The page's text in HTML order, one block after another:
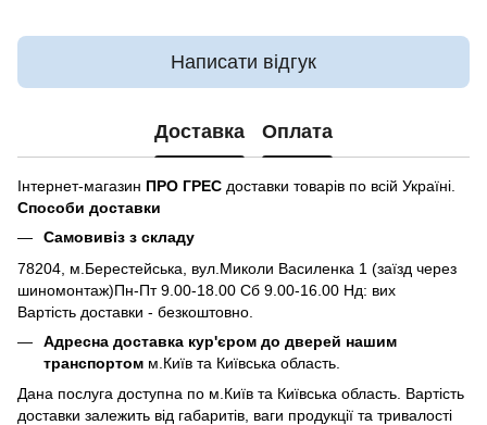
Написати відгук
Доставка Оплата
Інтернет-магазин ПРО ГРЕС доставки товарів по всій Україні.
Способи доставки
Самовивіз з складу
78204, м.Берестейська, вул.Миколи Василенка 1 (заїзд через
шиномонтаж)Пн-Пт 9.00-18.00 Сб 9.00-16.00 Нд: вих
Вартість доставки - безкоштовно.
Адресна доставка кур'єром до дверей нашим
транспортом м.Київ та Київська область.
Дана послуга доступна по м.Київ та Київська область. Вартість
доставки залежить від габаритів, ваги продукції та тривалості